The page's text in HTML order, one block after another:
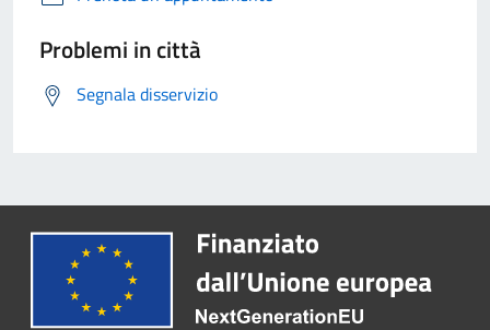
Problemi in città
Segnala disservizio